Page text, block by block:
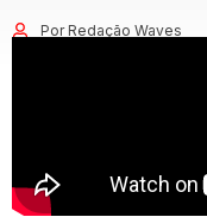
Por Redação Waves